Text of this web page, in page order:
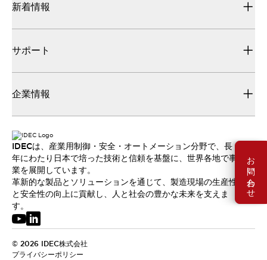
お問い合わせ
新着情報
サポート
企業情報
IDECは、産業用制御・安全・オートメーション分野で、長
年にわたり日本で培った技術と信頼を基盤に、世界各地で事
業を展開しています。
革新的な製品とソリューションを通じて、製造現場の生産性
と安全性の向上に貢献し、人と社会の豊かな未来を支えま
す。
© 2026 IDEC株式会社
プライバシーポリシー